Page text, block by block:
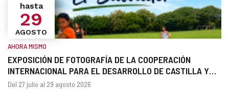
EXPOSICIÓN DE FOTOGRAFÍA DE LA COOPERACIÓN
INTERNACIONAL PARA EL DESARROLLO DE CASTILLA Y
LEÓN EN EL SALVADOR
hasta
29
AGOSTO
¿Cuándo?
AHORA MISMO
Fechas
Del 27 julio al 29 agosto 2026